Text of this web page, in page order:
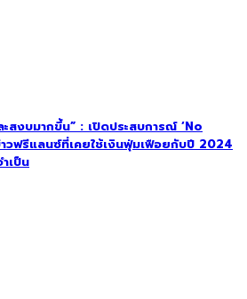
สงบมากขึ้น” : เปิดประสบการณ์ ‘No
วฟรีแลนซ์ที่เคยใช้เงินฟุ่มเฟือยกับปี 2024
เป็น